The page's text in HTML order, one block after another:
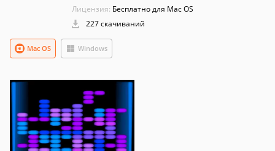
Лицензия: Бесплатно для Mac OS
227 скачиваний
Mac OS Windows